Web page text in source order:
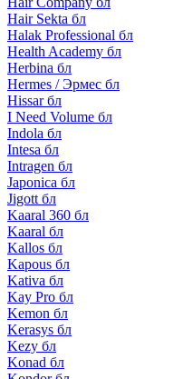
Hair Sekta бл
Halak Professional бл
Health Academy бл
Herbina бл
Hermes / Эрмес бл
Hissar бл
I Need Volume бл
Indola бл
Intesa бл
Intragen бл
Japonica бл
Jigott бл
Kaaral 360 бл
Kaaral бл
Kallos бл
Kapous бл
Kativa бл
Kay Pro бл
Kemon бл
Kerasys бл
Kezy бл
Konad бл